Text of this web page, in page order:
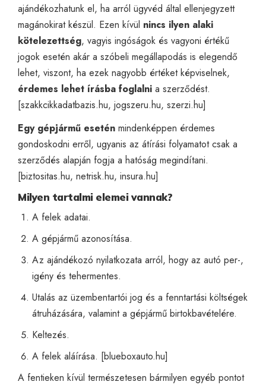
ajándékozhatunk el, ha arról ügyvéd által ellenjegyzett
magánokirat készül. Ezen kívül nincs ilyen alaki
kötelezettség, vagyis ingóságok és vagyoni értékű
jogok esetén akár a szóbeli megállapodás is elegendő
lehet, viszont, ha ezek nagyobb értéket képviselnek,
érdemes lehet írásba foglalni a szerződést.
[szakkcikkadatbazis.hu, jogszeru.hu, szerzi.hu]
Egy gépjármű esetén mindenképpen érdemes
gondoskodni erről, ugyanis az átírási folyamatot csak a
szerződés alapján fogja a hatóság megindítani.
[biztositas.hu, netrisk.hu, insura.hu]
Milyen tartalmi elemei vannak?
A felek adatai.
A gépjármű azonosítása.
Az ajándékozó nyilatkozata arról, hogy az autó per-,
igény és tehermentes.
Utalás az üzembentartói jog és a fenntartási költségek
átruházására, valamint a gépjármű birtokbavételére.
Keltezés.
A felek aláírása. [blueboxauto.hu]
A fentieken kívül természetesen bármilyen egyéb pontot